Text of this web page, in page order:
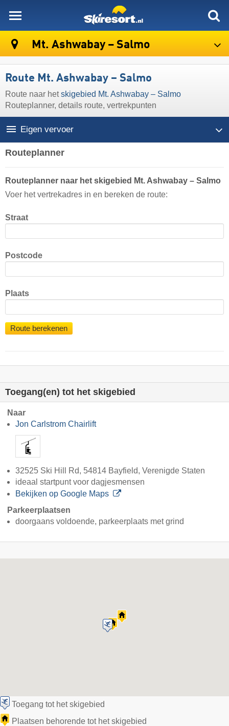
Mt. Ashwabay – Salmo
Route Mt. Ashwabay – Salmo
Route naar hetskigebied Mt. Ashwabay – Salmo
Routeplanner, details route, vertrekpunten
Eigen vervoer
Routeplanner
Routeplanner naar het skigebied Mt. Ashwabay – Salmo
Voer het vertrekadres in en bereken de route:
Straat
Postcode
Plaats
Route berekenen
Toegang(en) tot het skigebied
Naar
Jon Carlstrom Chairlift
32525 Ski Hill Rd, 54814 Bayfield, Verenigde Staten
ideaal startpunt voor dagjesmensen
Bekijken op Google Maps
Parkeerplaatsen
doorgaans voldoende, parkeerplaats met grind
Toegang tot het skigebied
Plaatsen behorende tot het skigebied